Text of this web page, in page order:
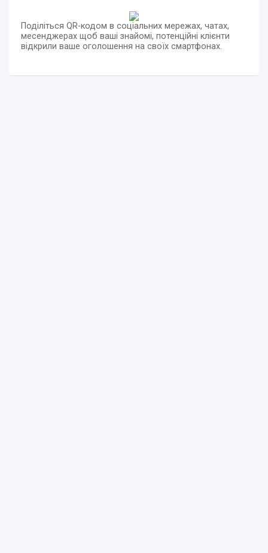
Поділіться QR-кодом в соціальних мережах, чатах,
месенджерах щоб ваші знайомі, потенційні клієнти
відкрили ваше оголошення на своїх смартфонах.